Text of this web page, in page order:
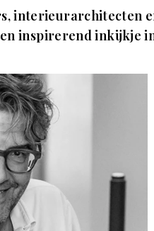
inspirerend inkijkje